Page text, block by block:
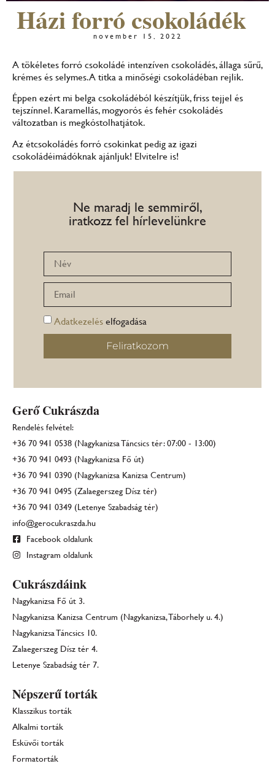
Házi forró csokoládék
november 15, 2022
A tökéletes forró csokoládé intenzíven csokoládés, állaga sűrű,
krémes és selymes. A titka a minőségi csokoládéban rejlik.
Éppen ezért mi belga csokoládéból készítjük, friss tejjel és
tejszínnel. Karamellás, mogyorós és fehér csokoládés
változatban is megkóstolhatjátok.
Az étcsokoládés forró csokinkat pedig az igazi
csokoládéimádóknak ajánljuk! Elvitelre is!
Ne maradj le semmiről,
iratkozz fel hírlevelünkre
Adatkezeléselfogadása
Feliratkozom
Gerő Cukrászda
Rendelés felvétel:
+36 70 941 0538 (Nagykanizsa Táncsics tér: 07:00 - 13:00)
+36 70 941 0493 (Nagykanizsa Fő út)
+36 70 941 0390 (Nagykanizsa Kanizsa Centrum)
+36 70 941 0495 (Zalaegerszeg Dísz tér)
+36 70 941 0349 (Letenye Szabadság tér)
info@gerocukraszda.hu
Facebook oldalunk
Instagram oldalunk
Cukrászdáink
Nagykanizsa Fő út 3.
Nagykanizsa Kanizsa Centrum (Nagykanizsa, Táborhely u. 4.)
Nagykanizsa Táncsics 10.
Zalaegerszeg Dísz tér 4.
Letenye Szabadság tér 7.
Népszerű torták
Klasszikus torták
Alkalmi torták
Esküvői torták
Formatorták